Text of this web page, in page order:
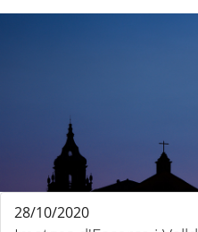
28/10/2020